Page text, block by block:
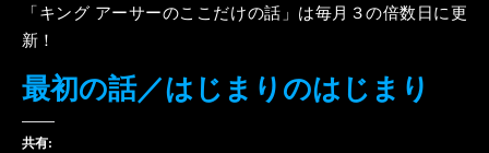
「キング アーサーのここだけの話」は毎月３の倍数日に更
新！
最初の話／はじまりのはじまり
共有: